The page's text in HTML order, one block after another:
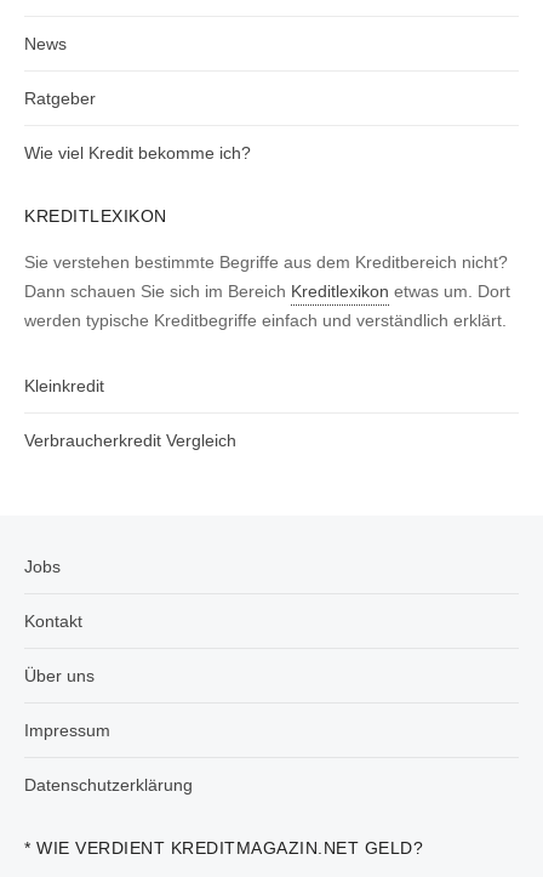
News
Ratgeber
Wie viel Kredit bekomme ich?
KREDITLEXIKON
Sie verstehen bestimmte Begriffe aus dem Kreditbereich nicht?
Dann schauen Sie sich im Bereich Kreditlexikon etwas um. Dort
werden typische Kreditbegriffe einfach und verständlich erklärt.
Kleinkredit
Verbraucherkredit Vergleich
Jobs
Kontakt
Über uns
Impressum
Datenschutzerklärung
* WIE VERDIENT KREDITMAGAZIN.NET GELD?